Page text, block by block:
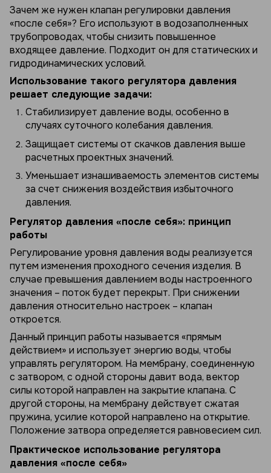
Зачем же нужен клапан регулировки давления
«после себя»? Его используют в водозаполненных
трубопроводах, чтобы снизить повышенное
входящее давление. Подходит он для статических и
гидродинамических условий.
Использование такого регулятора давления
решает следующие задачи:
Стабилизирует давление воды, особенно в
случаях суточного колебания давления.
Защищает системы от скачков давления выше
расчетных проектных значений.
Уменьшает изнашиваемость элементов системы
за счет снижения воздействия избыточного
давления.
Регулятор давления «после себя»: принцип
работы
Регулирование уровня давления воды реализуется
путем изменения проходного сечения изделия. В
случае превышения давлением воды настроенного
значения – поток будет перекрыт. При снижении
давления относительно настроек – клапан
откроется.
Данный принцип работы называется «прямым
действием» и использует энергию воды, чтобы
управлять регулятором. На мембрану, соединенную
с затвором, с одной стороны давит вода, вектор
силы которой направлен на закрытие клапана. С
другой стороны, на мембрану действует сжатая
пружина, усилие которой направлено на открытие.
Положение затвора определяется равновесием сил.
Практическое использование регулятора
давления «после себя»